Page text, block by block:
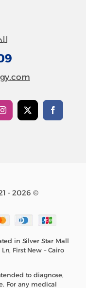
© Copyright 2021 - 2026 بيوتريم EG
in Silver Star Mall
First New – Cairo
to diagnose,
For any medical